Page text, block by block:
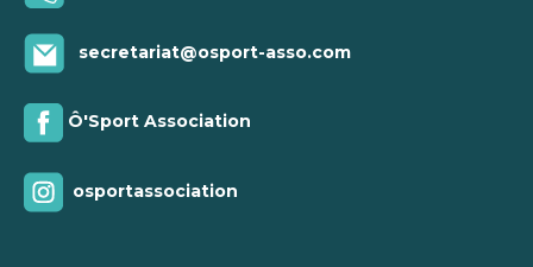
secretariat@osport-asso.com
Ô'Sport Association
osportassociation